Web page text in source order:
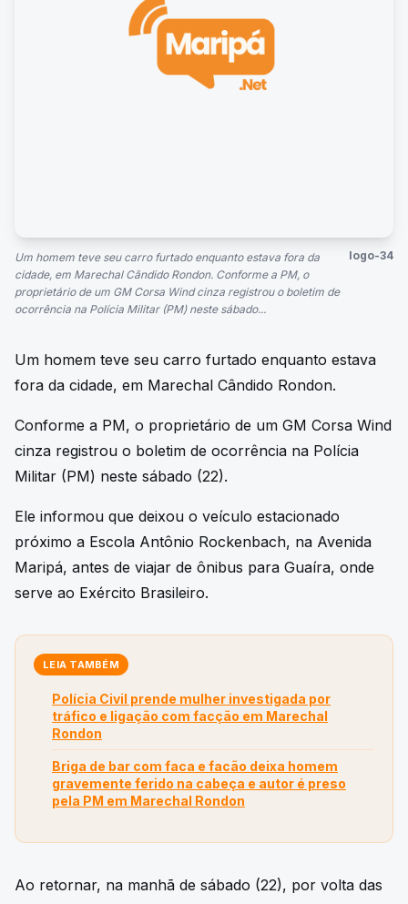
Um homem teve seu carro furtado enquanto estava fora da
cidade, em Marechal Cândido Rondon. Conforme a PM, o
proprietário de um GM Corsa Wind cinza registrou o boletim de
ocorrência na Polícia Militar (PM) neste sábado...
logo-34
Um homem teve seu carro furtado enquanto estava
fora da cidade, em Marechal Cândido Rondon.
Conforme a PM, o proprietário de um GM Corsa Wind
cinza registrou o boletim de ocorrência na Polícia
Militar (PM) neste sábado (22).
Ele informou que deixou o veículo estacionado
próximo a Escola Antônio Rockenbach, na Avenida
Maripá, antes de viajar de ônibus para Guaíra, onde
serve ao Exército Brasileiro.
LEIA TAMBÉM
Polícia Civil prende mulher investigada por
tráfico e ligação com facção em Marechal
Rondon
Briga de bar com faca e facão deixa homem
gravemente ferido na cabeça e autor é preso
pela PM em Marechal Rondon
Ao retornar, na manhã de sábado (22), por volta das